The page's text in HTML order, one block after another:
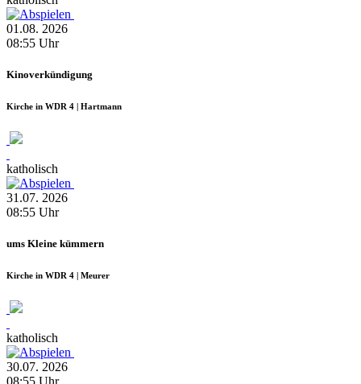
01.08. 2026
08:55 Uhr
Kinoverkündigung
Kirche in WDR 4 | Hartmann
katholisch
31.07. 2026
08:55 Uhr
ums Kleine kümmern
Kirche in WDR 4 | Meurer
katholisch
30.07. 2026
08:55 Uhr